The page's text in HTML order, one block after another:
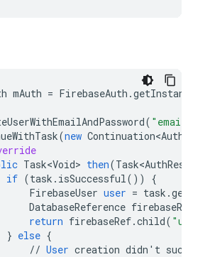
mAuth = FirebaseAuth .getInstance
(
(new
Task<Void> then(Task<AuthResult>
if (task . isSuccessful())
{
FirebaseUser user = task .
DatabaseReference firebaseRef
return firebaseRef.child(
} else {
// User creation didn ' t succeed